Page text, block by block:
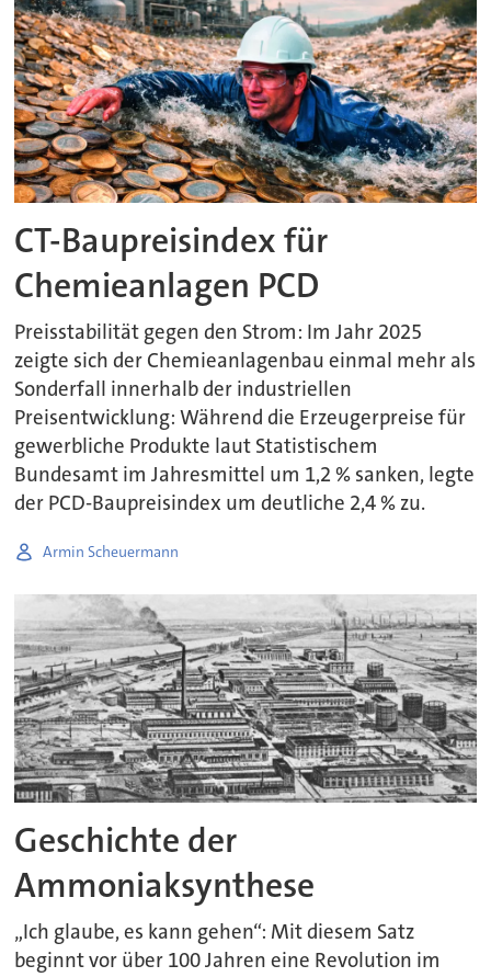
CT-Baupreisindex für
Chemieanlagen PCD
Preisstabilität gegen den Strom: Im Jahr 2025
zeigte sich der Chemieanlagenbau einmal mehr als
Sonderfall innerhalb der industriellen
Preisentwicklung: Während die Erzeugerpreise für
gewerbliche Produkte laut Statistischem
Bundesamt im Jahresmittel um 1,2 % sanken, legte
der PCD-Baupreisindex um deutliche 2,4 % zu.
Armin Scheuermann
Geschichte der
Ammoniaksynthese
„Ich glaube, es kann gehen“: Mit diesem Satz
beginnt vor über 100 Jahren eine Revolution im